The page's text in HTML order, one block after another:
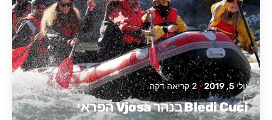
יולי 5, 2019 2 קריאה דקה
Bledi Cuci בנהר Vjosa הפראי